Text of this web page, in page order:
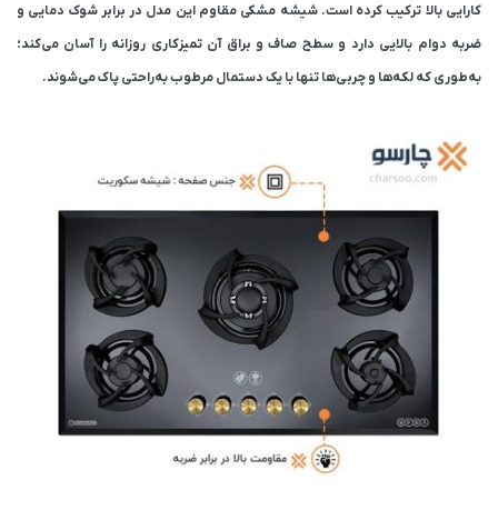
کارایی بالا ترکیب کرده است. شیشه مشکی مقاوم این مدل در برابر شوک دمایی و
ضربه دوام بالایی دارد و سطح صاف و براق آن تمیزکاری روزانه را آسان می‌کند؛
به‌طوری که لکه‌ها و چربی‌ها تنها با یک دستمال مرطوب به‌راحتی پاک می‌شوند.